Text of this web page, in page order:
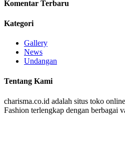
Komentar Terbaru
Kategori
Gallery
News
Undangan
Tentang Kami
charisma.co.id adalah situs toko
Fashion terlengkap dengan berbagai